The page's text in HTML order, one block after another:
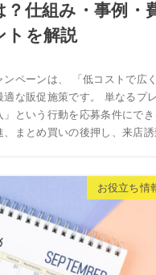
？仕組み・事例・
トを解説
ンペーンは、 「低コストで広
適な販促施策です。 単なるプ
」という行動を応募条件にでき
、まとめ買いの後押し、来店
お役立ち情